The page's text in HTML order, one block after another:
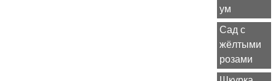
ум
Сад с
жёлтыми
розами